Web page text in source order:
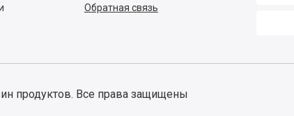
Обратная связь
продуктов. Все права защищены